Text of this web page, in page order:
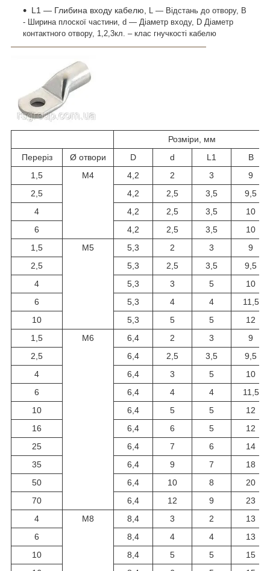
L1 — Глибина входу кабелю, L — Відстань до отвору, В
- Ширина плоскої частини, d — Діаметр входу, D Діаметр
контактного отвору, 1,2,3кл. – клас гнучкості кабелю
Розміри, мм
Переріз
Ø отвори D d L1
B
1,5
М4 4,2 2 3
9
2,5
4,2 2,5 3,5
9,5
4
4,2 2,5 3,5
10
6
4,2 2,5 3,5
10
1,5
М5 5,3 2 3
9
2,5
5,3 2,5 3,5
9,5
4
5,3 3 5
10
6
5,3 4 4
11,5
10
5,3 5 5
12
1,5
М6 6,4 2 3
9
2,5
6,4 2,5 3,5
9,5
4
6,4 3 5
10
6
6,4 4 4
11,5
10
6,4 5 5
12
16
6,4 6 5
12
25
6,4 7 6
14
35
6,4 9 7
18
50
6,4 10 8
20
70
6,4 12 9
23
4
М8 8,4 3 2
13
6
8,4 4 4
13
10
8,4 5 5
15